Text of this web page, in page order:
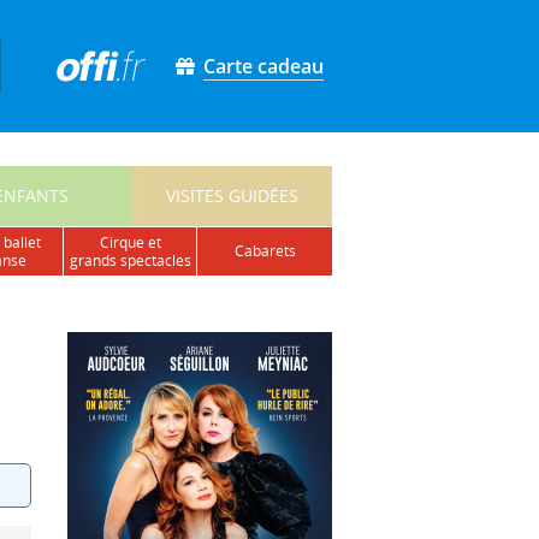
Carte cadeau
VISITES GUIDÉES
ballet
cirque et
grands spectacles
cabarets